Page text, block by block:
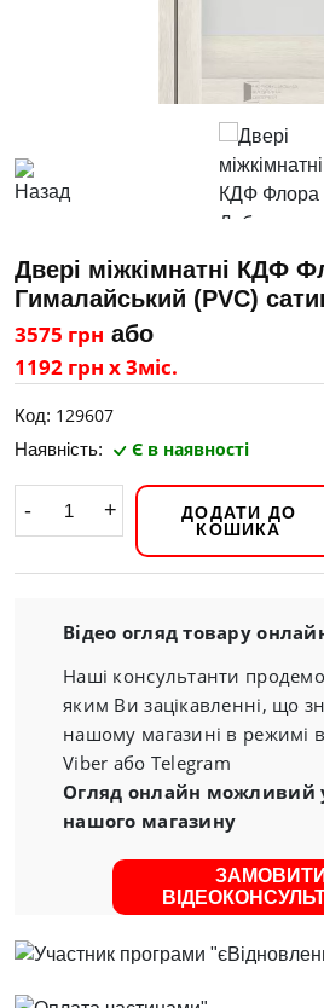
Двері міжкімнатні КДФ
Гималайський (PVC)
3575 грн або
1192 грн х 3міс.
Код: 129607
Наявність: Є в наявності
- +
ДОДАТИ ДО
КОШИКА
Відео огляд товару
Наші консультанти
яким Ви зацікавленні, що
нашому магазині в режимі
Viber або Telegram
Огляд онлайн можливий
нашого магазину
ЗАМОВИТИ